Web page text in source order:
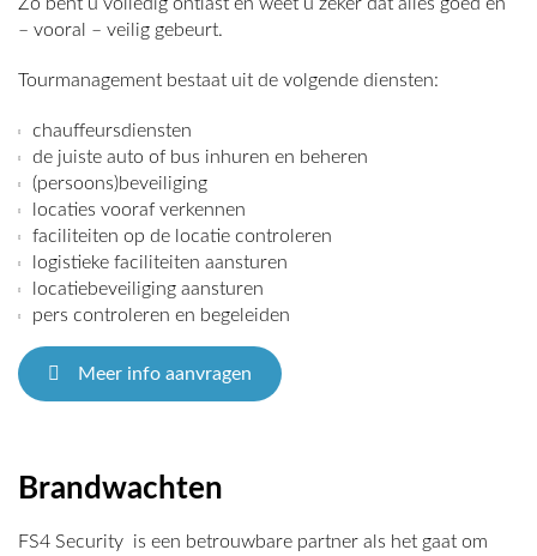
– vooral – veilig gebeurt.
Tourmanagement bestaat uit de volgende diensten:
chauffeursdiensten
de juiste auto of bus inhuren en beheren
(persoons)beveiliging
locaties vooraf verkennen
faciliteiten op de locatie controleren
logistieke faciliteiten aansturen
locatiebeveiliging aansturen
pers controleren en begeleiden
Meer info aanvragen
Brandwachten
FS4 Security is een betrouwbare partner als het gaat om